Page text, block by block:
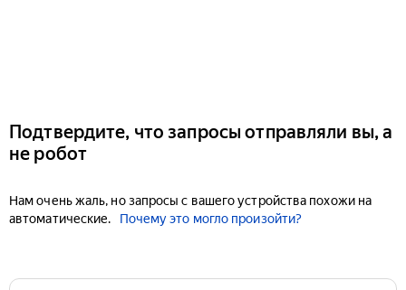
Подтвердите, что запросы отправляли вы, а
не робот
Нам очень жаль, но запросы с вашего устройства похожи на
автоматические.
Почему это могло произойти?